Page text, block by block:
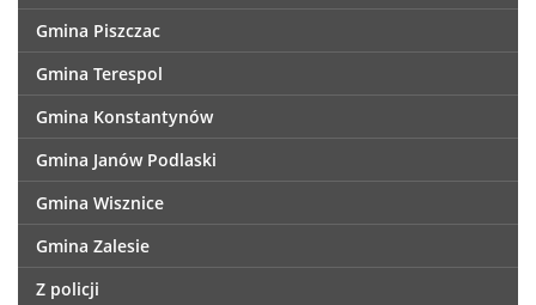
Gmina Piszczac
Gmina Terespol
Gmina Konstantynów
Gmina Janów Podlaski
Gmina Wisznice
Gmina Zalesie
Z policji